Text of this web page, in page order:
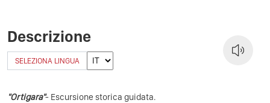
Descrizione
SELEZIONA LINGUA
"Ortigara"- Escursione storica guidata.